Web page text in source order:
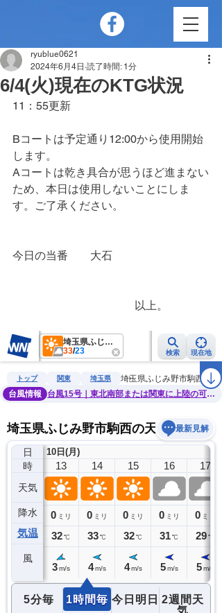
6/4(火)現在のKTG状況
ryublue0621
2024年6月4日 読了時間: 1分
11：55更新
Bコートは予定通り12:00から使用開始
します。
Aコートは乾き具合が思うほど進まない
ため、本日は使用しないことにしま
す。ご了承ください。
今日の当番　　大石
以上。